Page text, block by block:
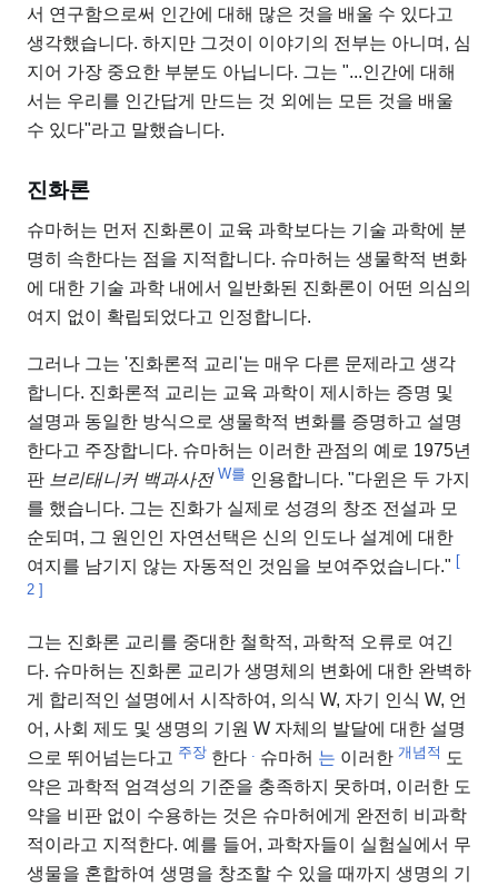
서 연구함으로써 인간에 대해 많은 것을 배울 수 있다고
생각했습니다. 하지만 그것이 이야기의 전부는 아니며, 심
지어 가장 중요한 부분도 아닙니다. 그는 "...인간에 대해
서는 우리를 인간답게 만드는 것 외에는 모든 것을 배울
수 있다"라고 말했습니다.
진화론
슈마허는 먼저 진화론이 교육 과학보다는 기술 과학에 분
명히 속한다는 점을 지적합니다. 슈마허는 생물학적 변화
에 대한 기술 과학 내에서 일반화된 진화론이 어떤 의심의
여지 없이 확립되었다고 인정합니다.
그러나 그는 '진화론적 교리'는 매우 다른 문제라고 생각
합니다. 진화론적 교리는 교육 과학이 제시하는 증명 및
설명과 동일한 방식으로 생물학적 변화를 증명하고 설명
한다고 주장합니다. 슈마허는 이러한 관점의 예로 1975년
판 브리태니커 백과사전 W를 인용합니다. "다윈은 두 가지
를 했습니다. 그는 진화가 실제로 성경의 창조 전설과 모
순되며, 그 원인인 자연선택은 신의 인도나 설계에 대한
여지를 남기지 않는 자동적인 것임을 보여주었습니다." [
2 ]
그는 진화론 교리를 중대한 철학적, 과학적 오류로 여긴
다. 슈마허는 진화론 교리가 생명체의 변화에 ​​대한 완벽하
게 합리적인 설명에서 시작하여, 의식 W, 자기 인식 W, 언
어, 사회 제도 및 생명의 기원 W 자체의 발달에 대한 설명
으로 뛰어넘는다고 주장 한다 슈마허 는 이러한 개념적 도
약은 과학적 엄격성의 기준을 충족하지 못하며, 이러한 도
약을 비판 없이 수용하는 것은 슈마허에게 완전히 비과학
적이라고 지적한다. 예를 들어, 과학자들이 실험실에서 무
생물을 혼합하여 생명을 창조할 수 있을 때까지 생명의 기